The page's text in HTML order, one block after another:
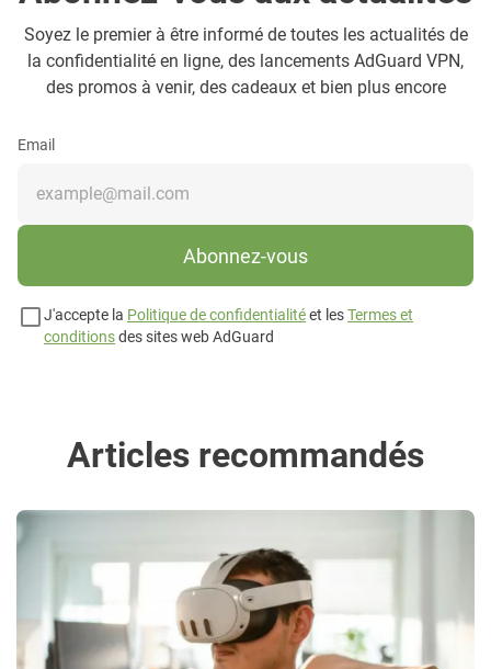
Soyez le premier à être informé de toutes les actualités de
la confidentialité en ligne, des lancements AdGuard VPN,
des promos à venir, des cadeaux et bien plus encore
Email
Abonnez-vous
J'accepte la Politique de confidentialitéet lesTermes et
conditionsdes sites web AdGuard
Articles recommandés